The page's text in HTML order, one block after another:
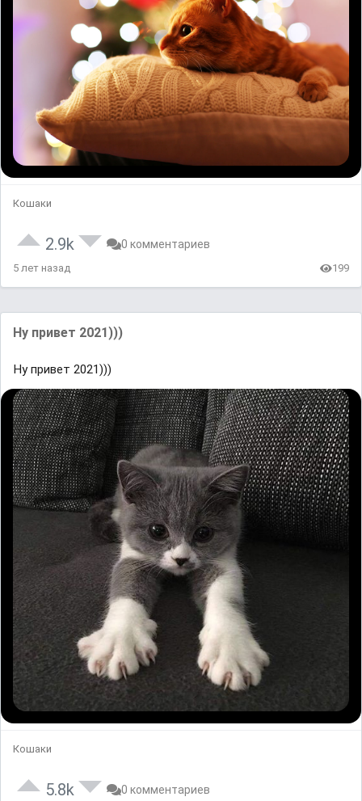
Кошаки
2.9k 0 комментариев
5 лет назад 199
Ну привет 2021)))
Ну привет 2021)))
Кошаки
5.8k 0 комментариев